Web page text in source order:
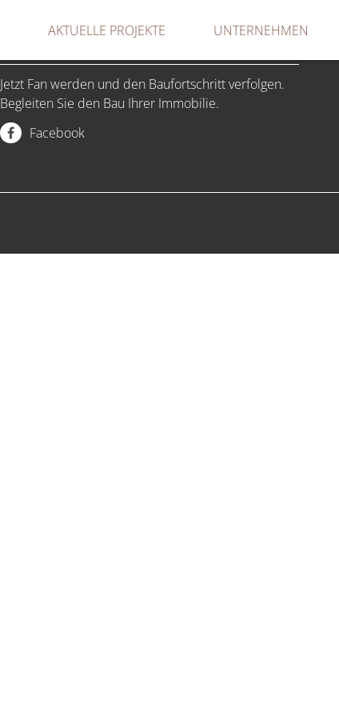
NAVIGATION
ÜBERSPRINGEN
AKTUELLE PROJEKTE UNTERNEHMEN
Jetzt Fan werden und den Baufortschritt verfolgen.
Begleiten Sie den Bau Ihrer Immobilie.
Facebook